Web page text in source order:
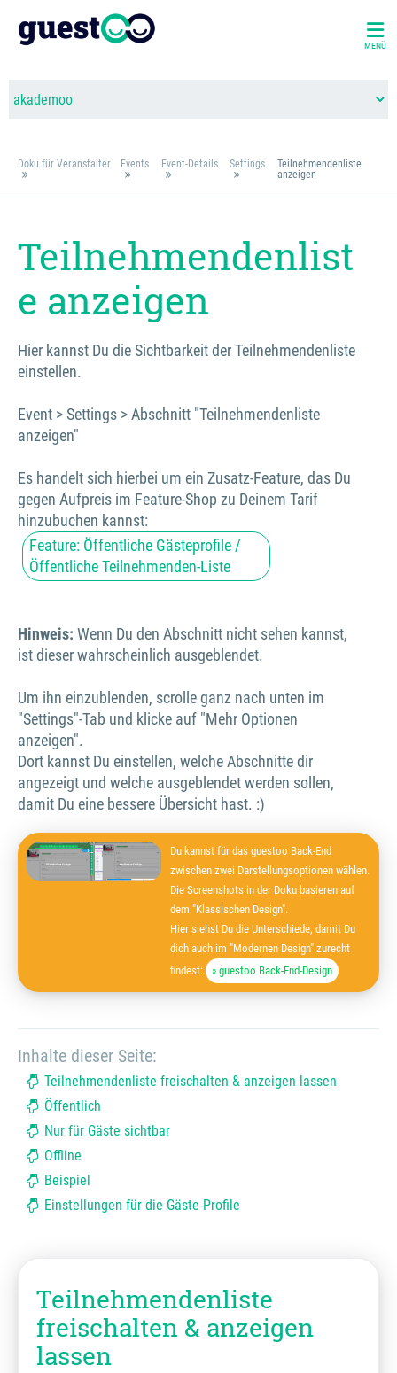
MENÜ
Doku für Veranstalter Events Event-Details Settings
Teilnehmendenliste
anzeigen
Teilnehmendenlist
e anzeigen
Hier kannst Du die Sichtbarkeit der Teilnehmendenliste
einstellen.
Event > Settings > Abschnitt "Teilnehmendenliste
anzeigen"
Es handelt sich hierbei um ein Zusatz-Feature, das Du
gegen Aufpreis im Feature-Shop zu Deinem Tarif
hinzubuchen kannst:
Feature: Öffentliche Gästeprofile /
Öffentliche Teilnehmenden-Liste
Hinweis: Wenn Du den Abschnitt nicht sehen kannst,
ist dieser wahrscheinlich ausgeblendet.
Um ihn einzublenden, scrolle ganz nach unten im
"Settings"-Tab und klicke auf "Mehr Optionen
anzeigen".
Dort kannst Du einstellen, welche Abschnitte dir
angezeigt und welche ausgeblendet werden sollen,
damit Du eine bessere Übersicht hast. :)
Du kannst für das guestoo Back-End
zwischen zwei Darstellungsoptionen wählen.
Die Screenshots in der Doku basieren auf
dem "Klassischen Design".
Hier siehst Du die Unterschiede, damit Du
dich auch im "Modernen Design" zurecht
findest:
» guestoo Back-End-Design
Inhalte dieser Seite:
Teilnehmendenliste freischalten & anzeigen lassen
Öffentlich
Nur für Gäste sichtbar
Offline
Beispiel
Einstellungen für die Gäste-Profile
Teilnehmendenliste
freischalten & anzeigen
lassen